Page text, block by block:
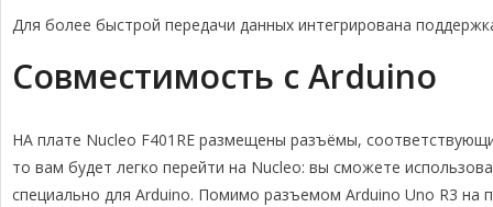
Для более быстрой передачи данных интегрирована
Совместимость с Arduino
НА плате Nucleo F401RE размещены разъёмы,
то вам будет легко перейти на Nucleo: вы сможете
специально для Arduino. Помимо разъемом Arduino Uno R3 на